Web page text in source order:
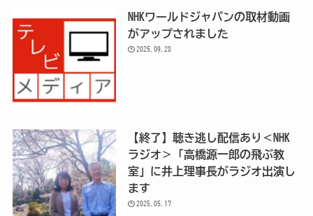
NHKワールドジャパンの取材動画
がアップされました
2025.09.28
【終了】聴き逃し配信あり＜NHK
ラジオ＞「高橋源一郎の飛ぶ教
室」に井上理事長がラジオ出演し
ます
2025.05.17